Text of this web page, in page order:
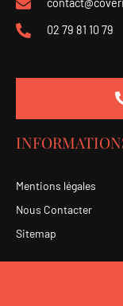
02 79 81 10 79
Mentions légales
Nous Contacter
Sitemap